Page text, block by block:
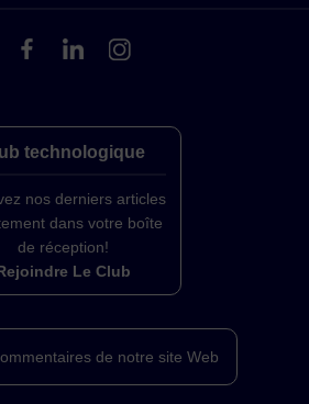
technologique
nos derniers articles
dans votre boîte
de réception!
Le Club
de notre site Web